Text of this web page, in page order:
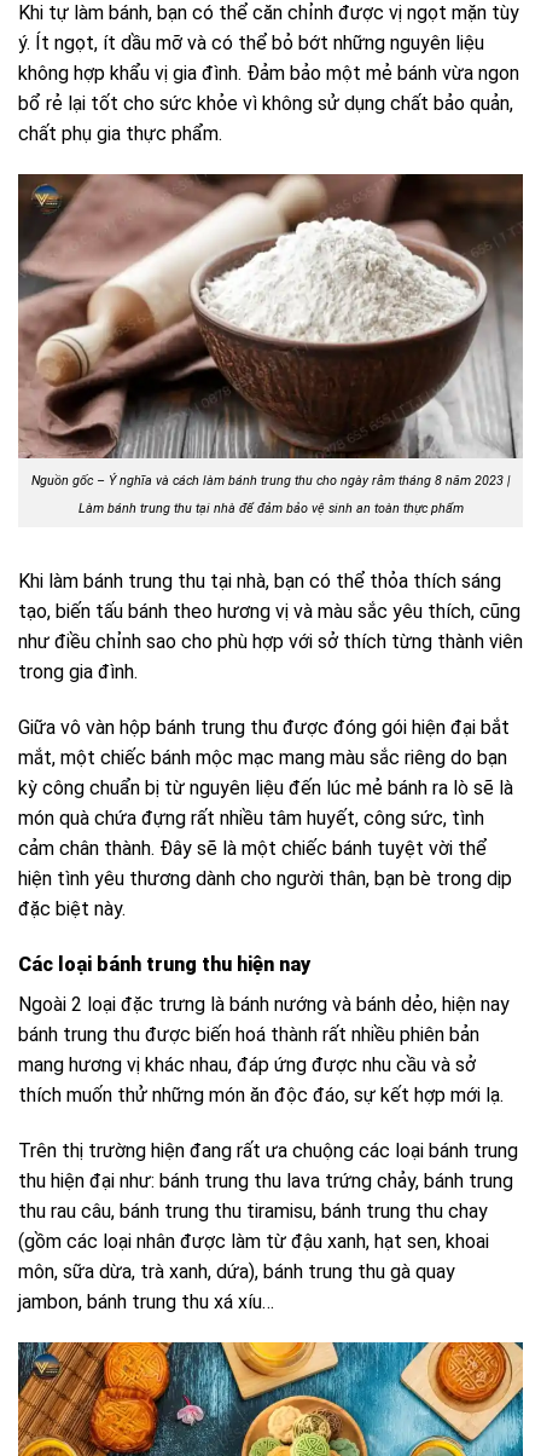
Khi tự làm bánh, bạn có thể căn chỉnh được vị ngọt mặn tùy
ý. Ít ngọt, ít dầu mỡ và có thể bỏ bớt những nguyên liệu
không hợp khẩu vị gia đình. Đảm bảo một mẻ bánh vừa ngon
bổ rẻ lại tốt cho sức khỏe vì không sử dụng chất bảo quản,
chất phụ gia thực phẩm.
Nguồn gốc – Ý nghĩa và cách làm bánh trung thu cho ngày rằm tháng 8 năm 2023 |
Làm bánh trung thu tại nhà để đảm bảo vệ sinh an toàn thực phẩm
Khi làm bánh trung thu tại nhà, bạn có thể thỏa thích sáng
tạo, biến tấu bánh theo hương vị và màu sắc yêu thích, cũng
như điều chỉnh sao cho phù hợp với sở thích từng thành viên
trong gia đình.
Giữa vô vàn hộp bánh trung thu được đóng gói hiện đại bắt
mắt, một chiếc bánh mộc mạc mang màu sắc riêng do bạn
kỳ công chuẩn bị từ nguyên liệu đến lúc mẻ bánh ra lò sẽ là
món quà chứa đựng rất nhiều tâm huyết, công sức, tình
cảm chân thành. Đây sẽ là một chiếc bánh tuyệt vời thể
hiện tình yêu thương dành cho người thân, bạn bè trong dịp
đặc biệt này.
Các loại bánh trung thu hiện nay
Ngoài 2 loại đặc trưng là bánh nướng và bánh dẻo, hiện nay
bánh trung thu được biến hoá thành rất nhiều phiên bản
mang hương vị khác nhau, đáp ứng được nhu cầu và sở
thích muốn thử những món ăn độc đáo, sự kết hợp mới lạ.
Trên thị trường hiện đang rất ưa chuộng các loại bánh trung
thu hiện đại như: bánh trung thu lava trứng chảy, bánh trung
thu rau câu, bánh trung thu tiramisu, bánh trung thu chay
(gồm các loại nhân được làm từ đậu xanh, hạt sen, khoai
môn, sữa dừa, trà xanh, dứa), bánh trung thu gà quay
jambon, bánh trung thu xá xíu…